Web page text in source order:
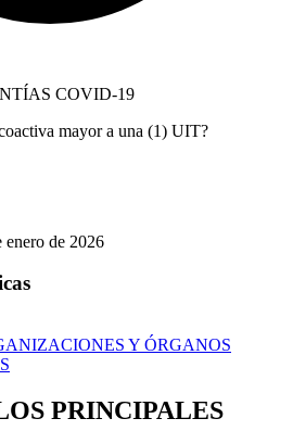
COVID-19
mayor a una (1) UIT?
enero de 2026
Y ÓRGANOS
PRINCIPALES